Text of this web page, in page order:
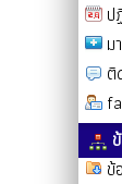
ป
ม
ติ
ข้